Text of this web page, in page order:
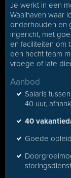
Je werkt in een
Waalhaven waar
onderhouden en
ingericht, met
en faciliteiten om
een hecht team
vroege of late
Aanbod
Salaris tussen
40 uur,
40
Goede